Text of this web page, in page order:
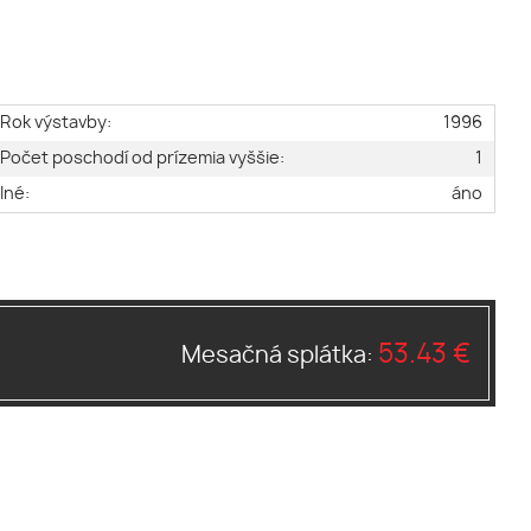
Rok výstavby:
1996
Počet poschodí od prízemia vyššie:
1
Iné:
áno
Mesačná splátka: 53.43 €